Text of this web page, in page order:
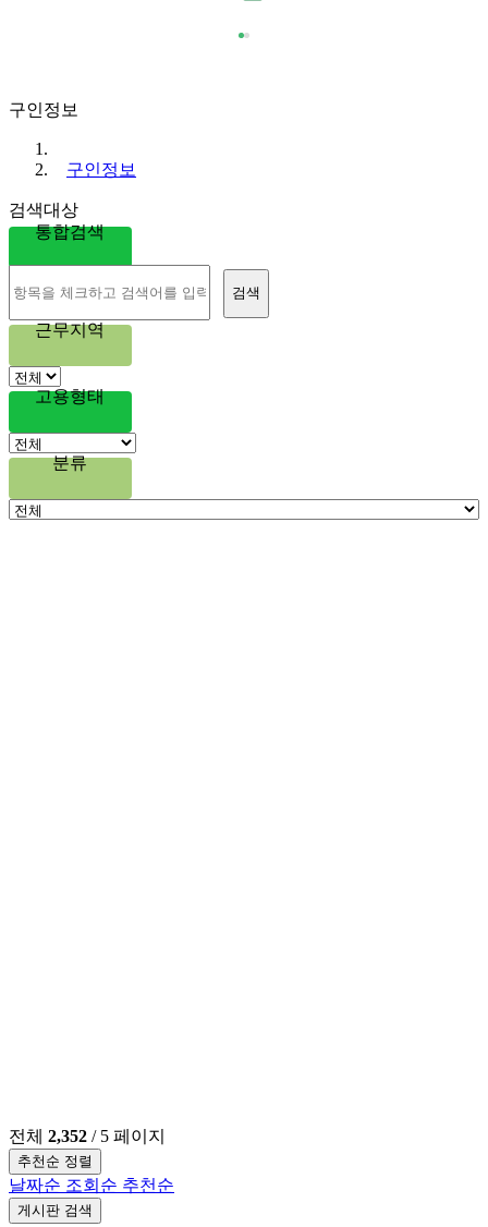
구인정보
구인정보
검색대상
통합검색
검색
근무지역
고용형태
분류
전체 2,352 / 5 페이지
추천순 정렬
날짜순 조회순 추천순
게시판 검색